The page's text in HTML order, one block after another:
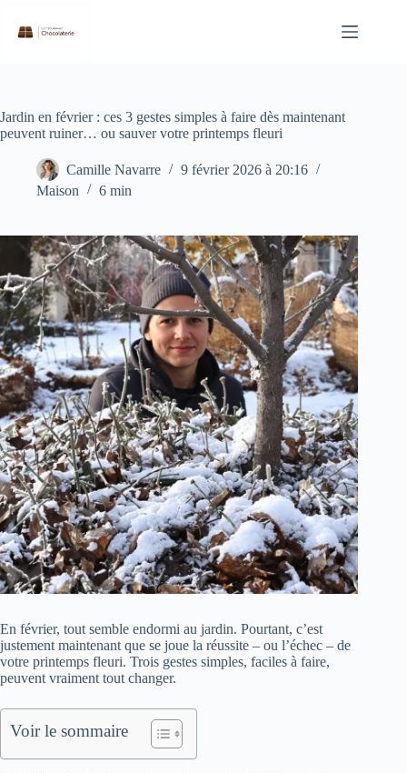
contenu
Jardin en février : ces 3 gestes simples à faire dès maintenant
peuvent ruiner… ou sauver votre printemps fleuri
Camille Navarre
9 février 2026 à 20:16
Maison
6 min
En février, tout semble endormi au jardin. Pourtant, c’est
justement maintenant que se joue la réussite – ou l’échec – de
votre printemps fleuri. Trois gestes simples, faciles à faire,
peuvent vraiment tout changer.
Voir le sommaire